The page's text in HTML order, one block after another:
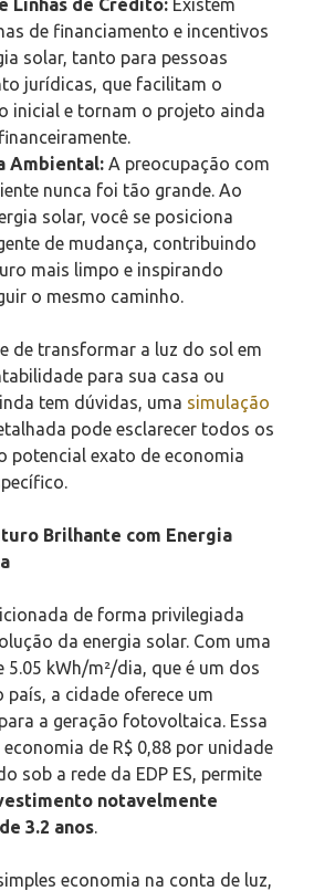
de financiamento e incentivos
solar, tanto para pessoas
jurídicas, que facilitam o
inicial e tornam o projeto ainda
Ambiental: A preocupação com
nunca foi tão grande. Ao
solar, você se posiciona
de mudança, contribuindo
mais limpo e inspirando
o mesmo caminho.
de transformar a luz do sol em
para sua casa ou
tem dúvidas, uma simulação
pode esclarecer todos os
potencial exato de economia
Brilhante com Energia
de forma privilegiada
da energia solar. Com uma
kWh/m²/dia, que é um dos
país, a cidade oferece um
a geração fotovoltaica. Essa
de R$ 0,88 por unidade
sob a rede da EDP ES, permite
notavelmente
3.2 anos
economia na conta de luz,